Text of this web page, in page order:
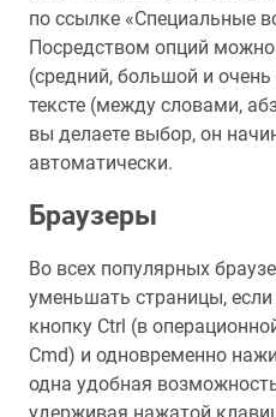
по ссылке «Специальные
Посредством опций
(средний, большой и
тексте (между словами,
вы делаете выбор, он
автоматически.
Браузеры
Во всех популярных
уменьшать страницы,
кнопку Ctrl (в
Cmd) и одновременно
одна удобная